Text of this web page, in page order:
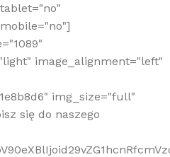
image_alignment="left"
img_size="full"
się do naszego